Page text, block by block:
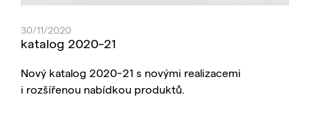
30/11/2020
katalog 2020-21
Nový katalog 2020-21 s novými realizacemi
i rozšířenou nabídkou produktů.